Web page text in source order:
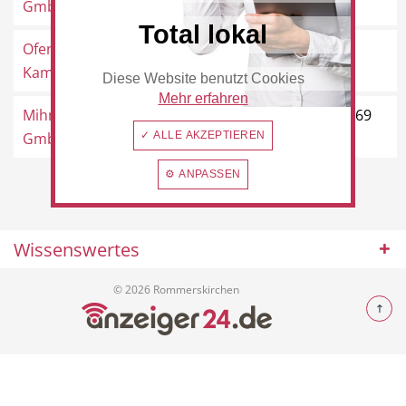
Beauty & Wellness Auto
Handwerk Sport & Freizeit
Dienstleistungen
GmbH
Ofenstudio Lugt -
Kaminöfen und ...
Schillerstraße 6, 41569
Rommerskirchen
Mihm-Bauelemente
GmbH
Am Tannenwäldchen 1, 41569
Rommerskirchen
Wissenswertes
© 2026 Rommerskirchen
Total lokal
Diese Website benutzt Cookies
Mehr erfahren
✓ ALLE AKZEPTIEREN
⚙ ANPASSEN